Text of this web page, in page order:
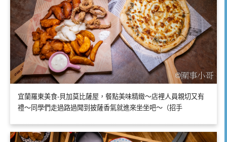
宜蘭羅東美食-貝加莫比薩屋，餐點美味精緻～店裡人員親切又有
禮～同學們走過路過聞到披薩香氣就進來坐坐吧～（招手